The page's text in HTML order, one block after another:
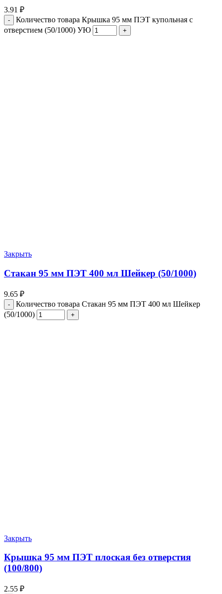
3.91 ₽
Количество товара Крышка 95 мм ПЭТ купольная с
отверстием (50/1000) УЮ
Закрыть
Стакан 95 мм ПЭТ 400 мл Шейкер (50/1000)
9.65 ₽
Количество товара Стакан 95 мм ПЭТ 400 мл Шейкер
(50/1000)
Закрыть
Крышка 95 мм ПЭТ плоская без отверстия
(100/800)
2.55 ₽